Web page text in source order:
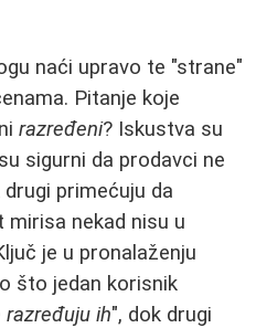
naći upravo te "strane"
Pitanje koje
razređeni? Iskustva su
sigurni da prodavci ne
primećuju da
nekad nisu u
je u pronalaženju
što jedan korisnik
razređuju ih", dok drugi